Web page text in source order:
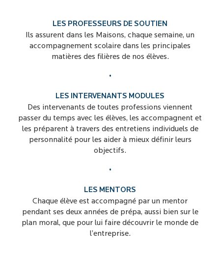
LES PROFESSEURS DE SOUTIEN
Ils assurent dans les Maisons, chaque semaine, un
accompagnement scolaire dans les principales
matières des filières de nos élèves.
•
LES INTERVENANTS MODULES
Des intervenants de toutes professions viennent
passer du temps avec les élèves, les accompagnent et
les préparent à travers des entretiens individuels de
personnalité pour les aider à mieux définir leurs
objectifs.
•
LES MENTORS
Chaque élève est accompagné par un mentor
pendant ses deux années de prépa, aussi bien sur le
plan moral, que pour lui faire découvrir le monde de
l’entreprise.